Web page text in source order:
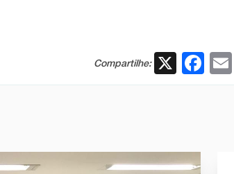
Compartilhe: X